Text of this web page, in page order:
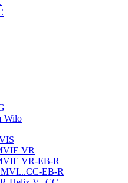
Wilo
VR
VR-EB-R
EB-R